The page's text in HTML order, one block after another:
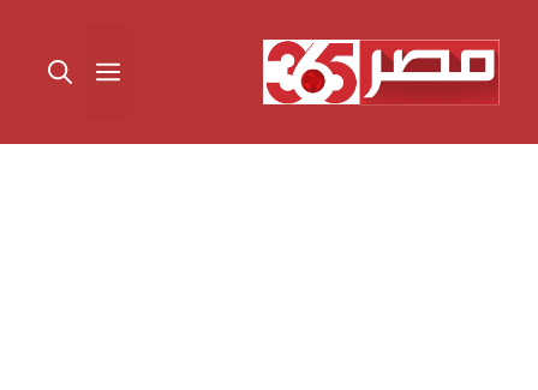
المحتوى القائمة